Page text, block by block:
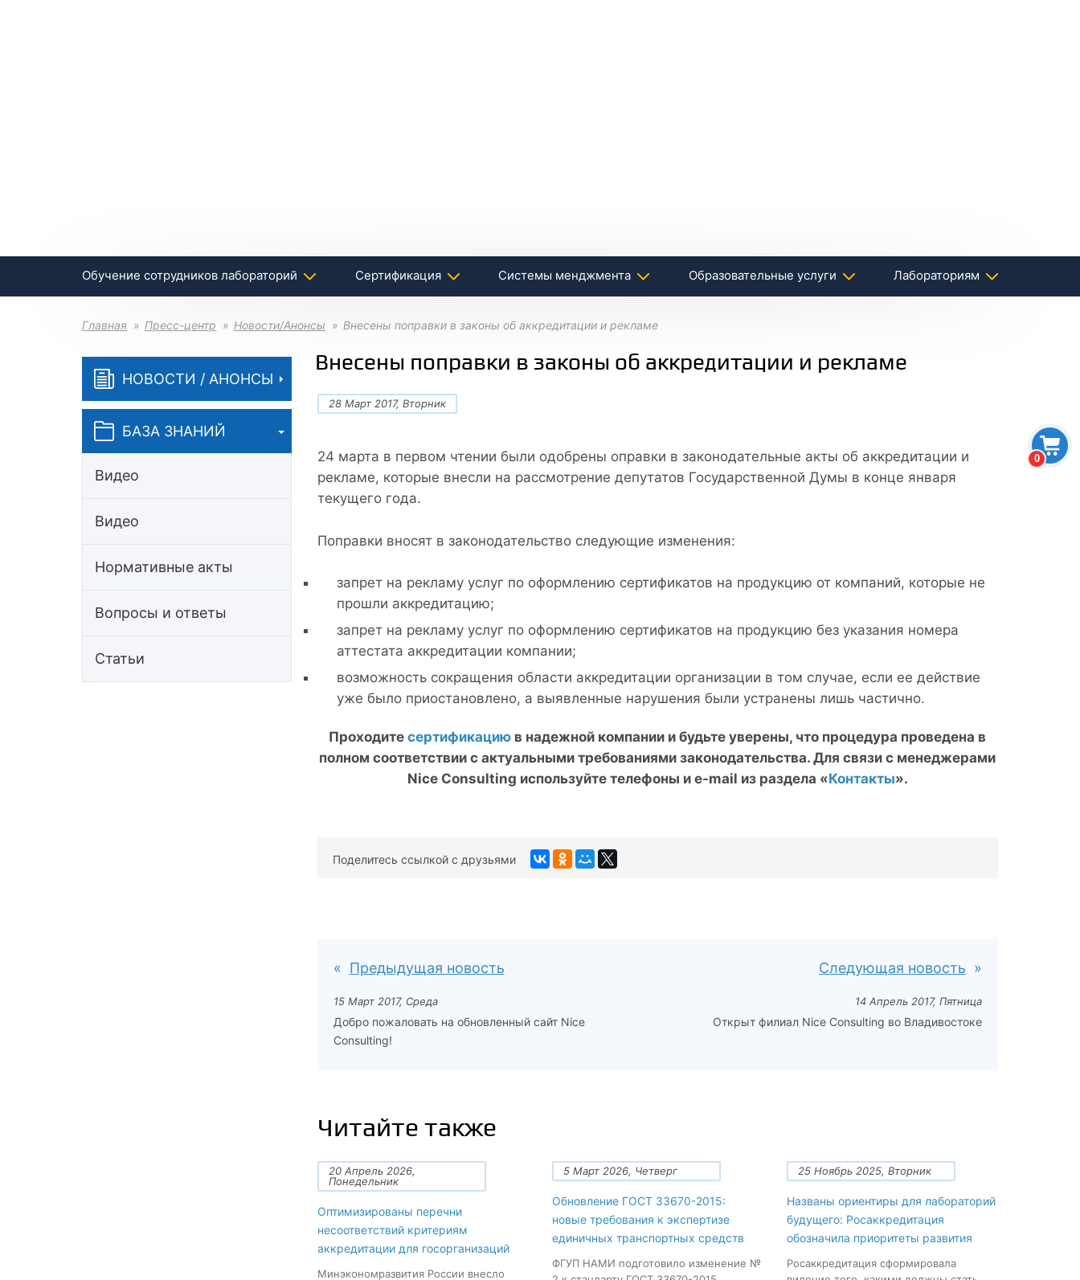
0
Обучение сотрудников лабораторий Сертификация Системы менджмента Образовательные услуги Лабораториям
Главная Пресс-центр Новости/Анонсы Внесены поправки в законы об аккредитации и рекламе
НОВОСТИ / АНОНСЫ
БАЗА ЗНАНИЙ
Видео
Видео
Нормативные акты
Вопросы и ответы
Статьи
Внесены поправки в законы об аккредитации и рекламе
28 Март 2017, Вторник
24 марта в первом чтении были одобрены оправки в законодательные акты об аккредитации и
рекламе, которые внесли на рассмотрение депутатов Государственной Думы в конце января
текущего года.
Поправки вносят в законодательство следующие изменения:
запрет на рекламу услуг по оформлению сертификатов на продукцию от компаний, которые не
прошли аккредитацию;
запрет на рекламу услуг по оформлению сертификатов на продукцию без указания номера
аттестата аккредитации компании;
возможность сокращения области аккредитации организации в том случае, если ее действие
уже было приостановлено, а выявленные нарушения были устранены лишь частично.
Проходитесертификацию в надежной компании и будьте уверены, что процедура проведена в
полном соответствии с актуальными требованиями законодательства. Для связи с менеджерами
Nice Consulting используйте телефоны и e-mail из раздела «Контакты».
Поделитесь ссылкой с друзьями
Предыдущая новость
15 Март 2017, Среда
Добро пожаловать на обновленный сайт Nice
Consulting!
Следующая новость
14 Апрель 2017, Пятница
Открыт филиал Nice Consulting во Владивостоке
Читайте также
20 Апрель 2026,
Понедельник
Оптимизированы перечни
несоответствий критериям
аккредитации для госорганизаций
Минэкономразвития России внесло
5 Март 2026, Четверг
Обновление ГОСТ 33670-2015:
новые требования к экспертизе
единичных транспортных средств
ФГУП НАМИ подготовило изменение №
25 Ноябрь 2025, Вторник
Названы ориентиры для лабораторий
будущего: Росаккредитация
обозначила приоритеты развития
Росаккредитация сформировала